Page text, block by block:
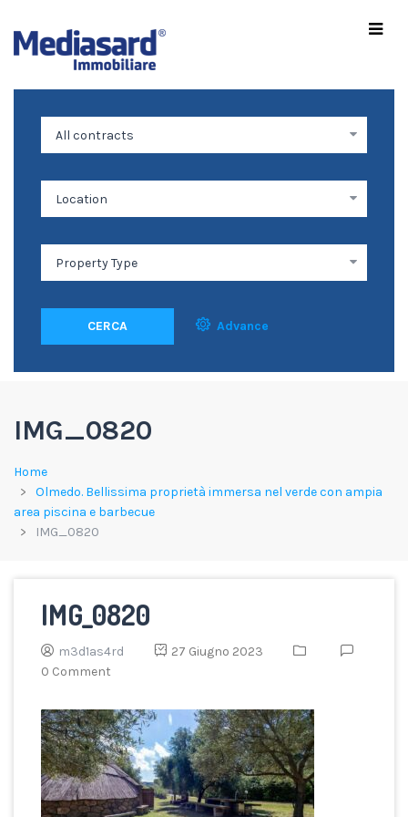
CERCA Advance
IMG_0820
Home
Olmedo. Bellissima proprietà immersa nel verde con ampia
area piscina e barbecue
IMG_0820
IMG_0820
m3d1as4rd
27 Giugno 2023
0 Comment